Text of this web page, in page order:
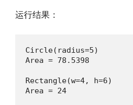
运行结果：
Circle(radius=5)
Area = 78.5398
Rectangle(w=4, h=6)
Area = 24